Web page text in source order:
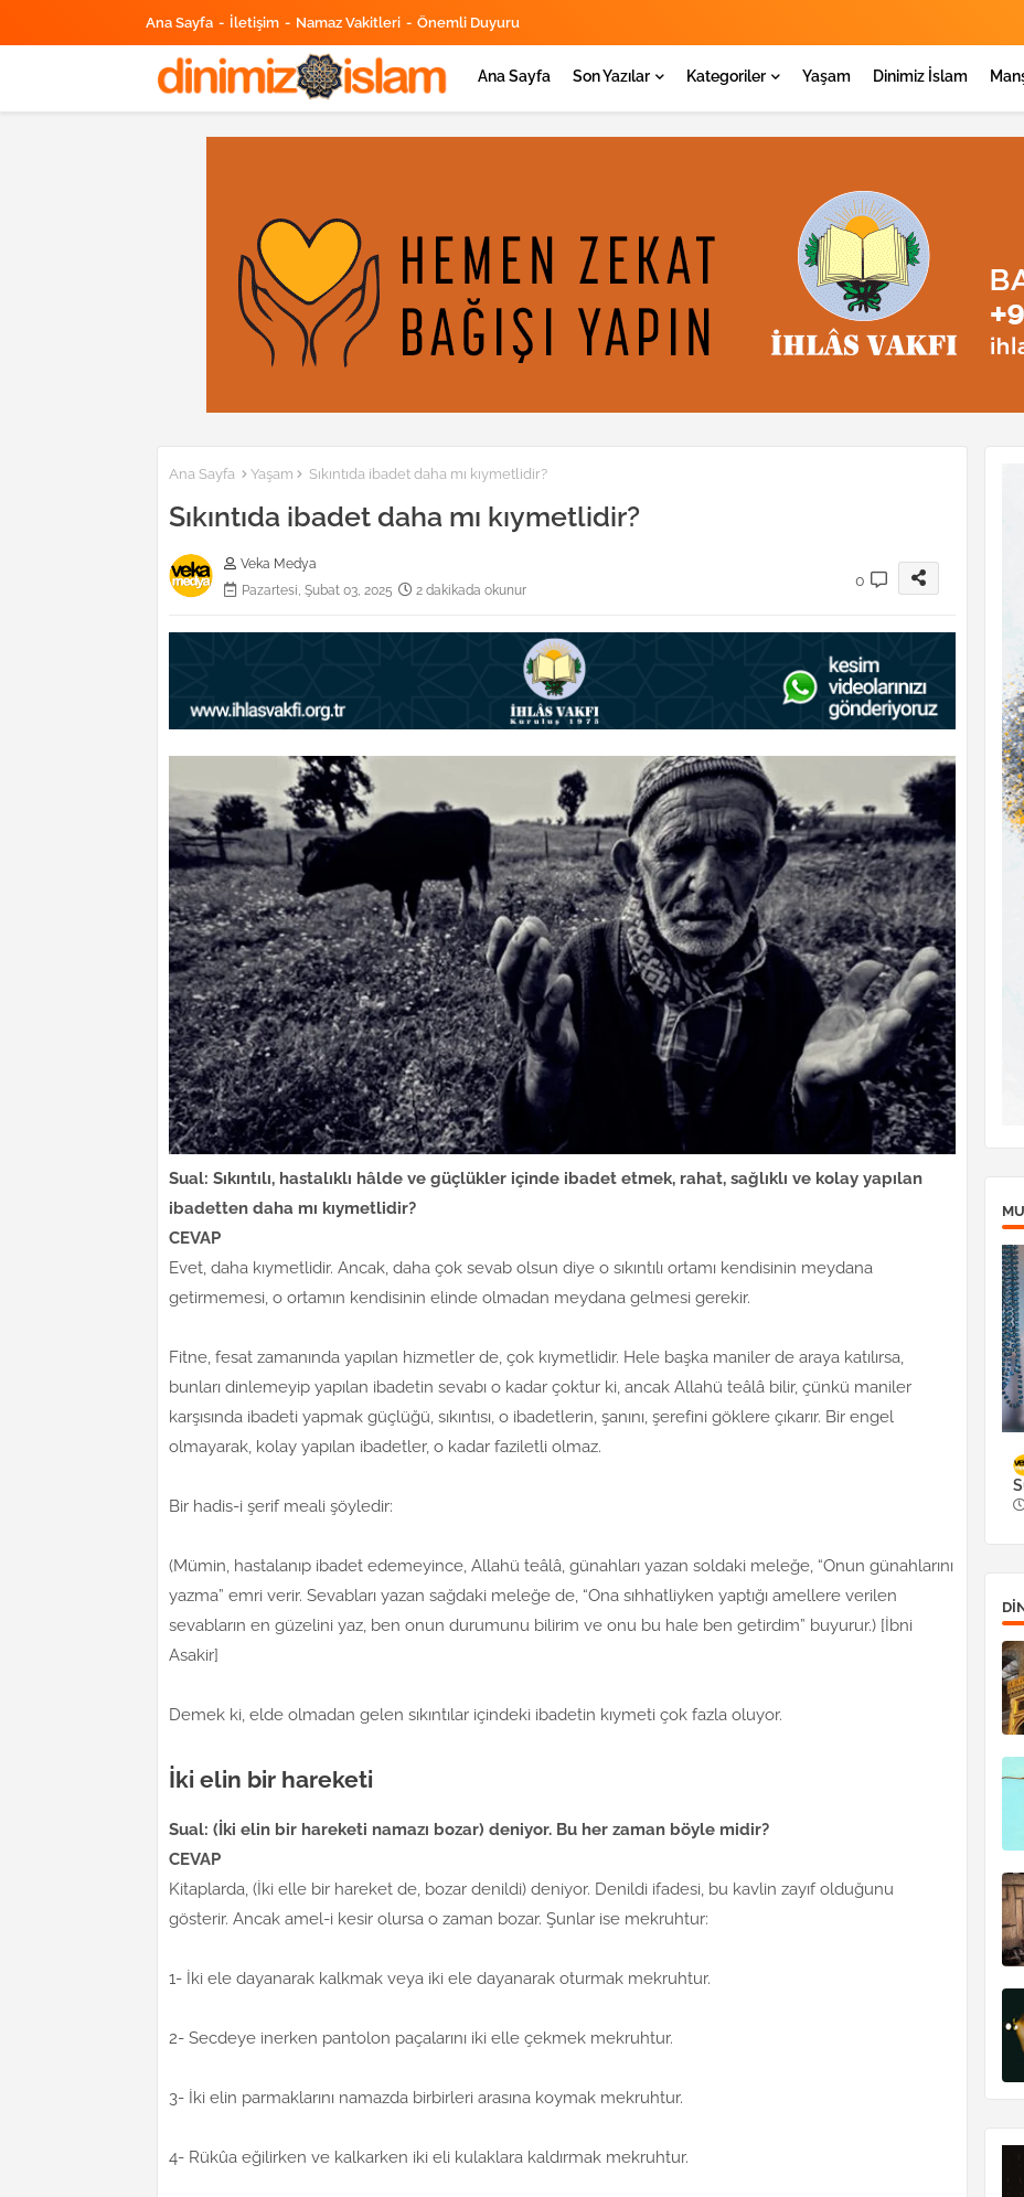
Ana Sayfa İletişim Namaz Vakitleri Önemli Duyuru
Ana Sayfa Son Yazılar Kategoriler Yaşam Dinimiz İslam
Ana Sayfa Yaşam Sıkıntıda ibadet daha mı kıymetlidir?
Sıkıntıda ibadet daha mı kıymetlidir?
Veka Medya
Pazartesi, Şubat 03, 2025
2 dakikada okunur
0
Sual: Sıkıntılı, hastalıklı hâlde ve güçlükler içinde ibadet etmek, rahat, sağlıklı ve kolay yapılan
ibadetten daha mı kıymetlidir?
CEVAP
Evet, daha kıymetlidir. Ancak, daha çok sevab olsun diye o sıkıntılı ortamı kendisinin meydana
getirmemesi, o ortamın kendisinin elinde olmadan meydana gelmesi gerekir.
Fitne, fesat zamanında yapılan hizmetler de, çok kıymetlidir. Hele başka maniler de araya katılırsa,
bunları dinlemeyip yapılan ibadetin sevabı o kadar çoktur ki, ancak Allahü teâlâ bilir, çünkü maniler
karşısında ibadeti yapmak güçlüğü, sıkıntısı, o ibadetlerin, şanını, şerefini göklere çıkarır. Bir engel
olmayarak, kolay yapılan ibadetler, o kadar faziletli olmaz.
Bir hadis-i şerif meali şöyledir:
(Mümin, hastalanıp ibadet edemeyince, Allahü teâlâ, günahları yazan soldaki meleğe, “Onun günahlarını
yazma” emri verir. Sevabları yazan sağdaki meleğe de, “Ona sıhhatliyken yaptığı amellere verilen
sevabların en güzelini yaz, ben onun durumunu bilirim ve onu bu hale ben getirdim” buyurur.) [İbni
Asakir]
Demek ki, elde olmadan gelen sıkıntılar içindeki ibadetin kıymeti çok fazla oluyor.
İki elin bir hareketi
Sual: (İki elin bir hareketi namazı bozar) deniyor. Bu her zaman böyle midir?
CEVAP
Kitaplarda, (İki elle bir hareket de, bozar denildi) deniyor. Denildi ifadesi, bu kavlin zayıf olduğunu
gösterir. Ancak amel-i kesir olursa o zaman bozar. Şunlar ise mekruhtur:
1- İki ele dayanarak kalkmak veya iki ele dayanarak oturmak mekruhtur.
2- Secdeye inerken pantolon paçalarını iki elle çekmek mekruhtur.
3- İki elin parmaklarını namazda birbirleri arasına koymak mekruhtur.
4- Rükûa eğilirken ve kalkarken iki eli kulaklara kaldırmak mekruhtur.